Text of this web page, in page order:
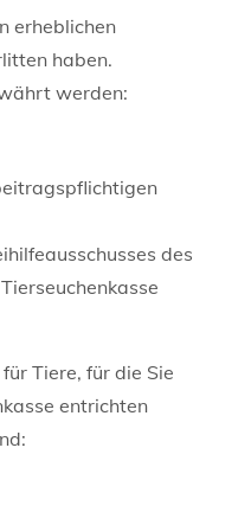
erheblichen
haben.
werden:
des
Tiere, für die Sie
entrichten